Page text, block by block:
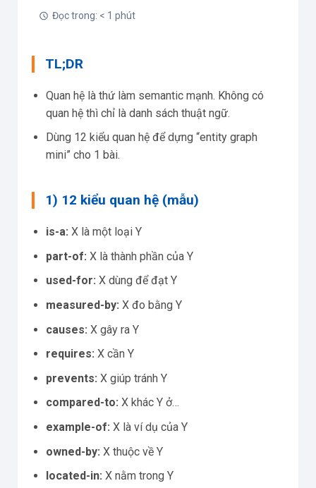
Đọc trong: < 1 phút
TL;DR
Quan hệ là thứ làm semantic mạnh. Không có
quan hệ thì chỉ là danh sách thuật ngữ.
Dùng 12 kiểu quan hệ để dựng “entity graph
mini” cho 1 bài.
1) 12 kiểu quan hệ (mẫu)
is-a: X là một loại Y
part-of: X là thành phần của Y
used-for: X dùng để đạt Y
measured-by: X đo bằng Y
causes: X gây ra Y
requires: X cần Y
prevents: X giúp tránh Y
compared-to: X khác Y ở…
example-of: X là ví dụ của Y
owned-by: X thuộc về Y
located-in: X nằm trong Y